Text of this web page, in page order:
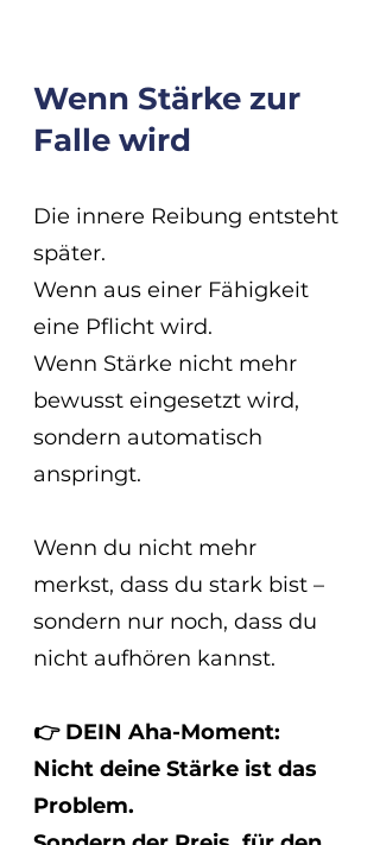
Wenn Stärke zur
Falle wird
Die innere Reibung entsteht
später.
Wenn aus einer Fähigkeit
eine Pflicht wird.
Wenn Stärke nicht mehr
bewusst eingesetzt wird,
sondern automatisch
anspringt.
Wenn du nicht mehr
merkst, dass du stark bist –
sondern nur noch, dass du
nicht aufhören kannst.
👉 DEIN Aha-Moment:
Nicht deine Stärke ist das
Problem.